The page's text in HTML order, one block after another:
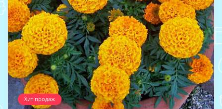
Хит продаж